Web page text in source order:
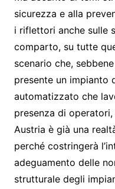
sicurezza e alla
i riflettori anche sulle
comparto, su tutte
scenario che,
presente un impianto
automatizzato che
presenza di
Austria è già una
perché costringerà
adeguamento delle
strutturale degli